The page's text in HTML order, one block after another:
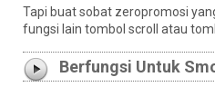
Tapi buat sobat zeropromosi
fungsi lain tombol scroll atau
Berfungsi Untuk